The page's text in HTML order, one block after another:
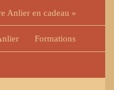
Anlier en cadeau »
Formations